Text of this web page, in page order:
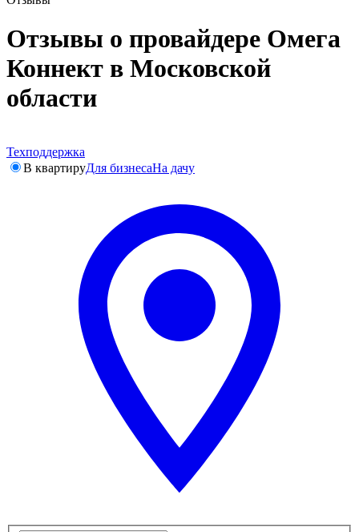
Отзывы о провайдере Омега
Коннект в Московской
области
Техподдержка
В квартируДля бизнесаНа дачу